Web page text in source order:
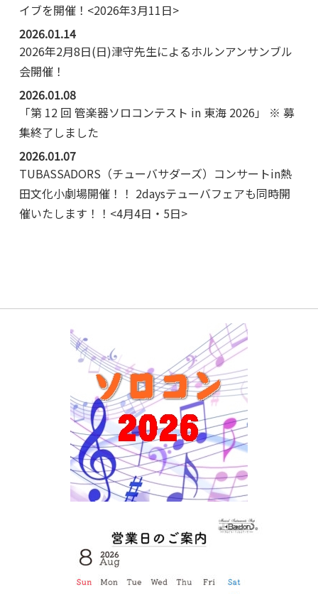
イブを開催！<2026年3月11日>
2026.01.14
2026年2月8日(日)津守先生によるホルンアンサンブル
会開催！
2026.01.08
「第 12 回 管楽器ソロコンテスト in 東海 2026」 ※ 募
集終了しました
2026.01.07
TUBASSADORS（チューバサダーズ）コンサートin熱
田文化小劇場開催！！ 2daysテューバフェアも同時開
催いたします！！<4月4日・5日>